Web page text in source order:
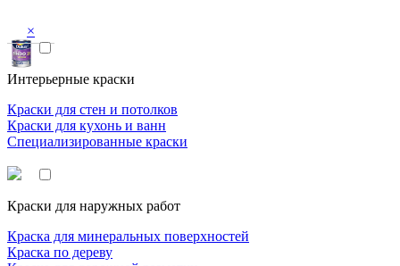
×
Интерьерные краски
Краски для стен и потолков
Краски для кухонь и ванн
Специализированные краски
Краски для наружных работ
Краска для минеральных поверхностей
Краска по дереву